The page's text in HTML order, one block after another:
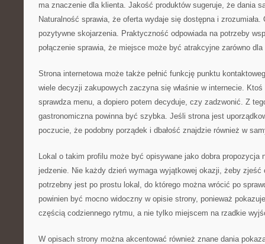
ma znaczenie dla klienta. Jakość produktów sugeruje, że dania
Naturalność sprawia, że oferta wydaje się dostępna i
pozytywne skojarzenia. Praktyczność odpowiada na potrzeby
połączenie sprawia, że miejsce może być atrakcyjne zarówno dla
Strona internetowa może także pełnić funkcję punktu
wiele decyzji zakupowych zaczyna się właśnie w internecie.
sprawdza menu, a dopiero potem decyduje, czy zadzwonić. Z
gastronomiczna powinna być szybka. Jeśli strona jest
poczucie, że podobny porządek i dbałość znajdzie również w
Lokal o takim profilu może być opisywane jako dobra propozycja
jedzenie. Nie każdy dzień wymaga wyjątkowej okazji, żeby zjeść
potrzebny jest po prostu lokal, do którego można wrócić po
powinien być mocno widoczny w opisie strony, ponieważ
częścią codziennego rytmu, a nie tylko miejscem na rzadkie
W opisach strony można akcentować również znane dania